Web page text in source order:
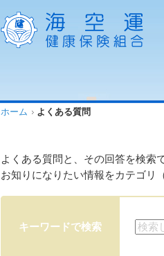
ホーム よくある質問
よくある質問と、その回答を検索
お知りになりたい情報をカテゴリ
キーワードで検索